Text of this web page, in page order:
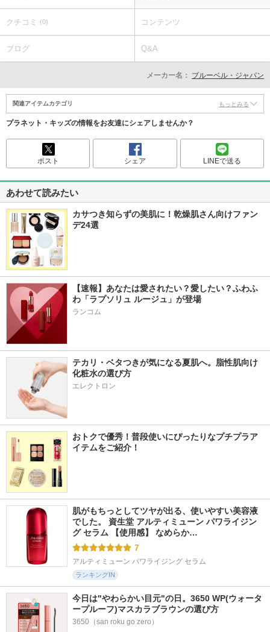
クチコミ (0) コンテンツ
ブログ Q&A
メーカー名： ブルーベル・ジャパン
関連アイテムカテゴリ もっとみる
プラネット・キッズの情報をお友達にシェアしませんか？
ポスト シェア LINEで送る
あわせて読みたい
カサつき知らずの美肌に！乾燥肌さん向けファン
デ24選
【速報】あなたは愛されたい？愛したい？ふわふ
わ「ラプソリュ ルージュ」が登場
ランコム
テカリ・ベタつきが気になる夏肌へ。脂性肌向け
化粧水の選び方
エレクトロン
おトクで優秀！普段使いにぴったりなプチプラア
イテムをご紹介！
肌がもちっとしてツヤが出る、使いやすい美容液
でした。 資生堂 アルティミューン パワライジン
グ セラム 【使用感】 なめらか…
7
アルティミューン パワライジング セラム
ランキングIN
今日は"やわらかい目元"の日。3650 WP(ウォータ
ープルーフ)マスカラブラウンの選び方
3650（san roku go zero）